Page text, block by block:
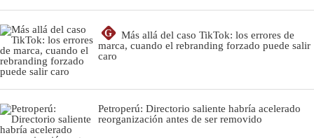
G
Más allá del caso TikTok: los errores de
marca, cuando el rebranding forzado puede salir
caro
Petroperú: Directorio saliente habría acelerado
reorganización antes de ser removido